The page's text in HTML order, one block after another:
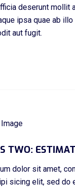
deserunt
ipsa quae ab
aut fugit.
TWO:
dolor sit amet,
sicing elit, sed do